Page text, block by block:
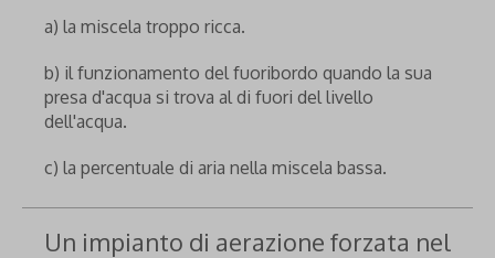
a) la miscela troppo ricca.
b) il funzionamento del fuoribordo quando la sua
presa d'acqua si trova al di fuori del livello
dell'acqua.
c) la percentuale di aria nella miscela bassa.
Un impianto di aerazione forzata nel